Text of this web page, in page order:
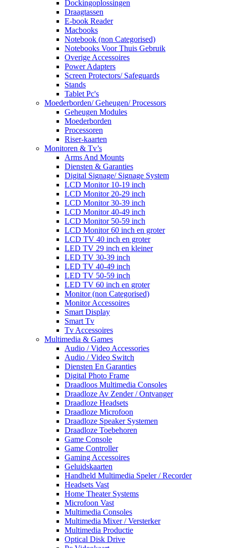
Dockingoplossingen
Draagtassen
E-book Reader
Macbooks
Notebook (non Categorised)
Notebooks Voor Thuis Gebruik
Overige Accessoires
Power Adapters
Screen Protectors/ Safeguards
Stands
Tablet Pc's
Moederborden/ Geheugen/ Processors
Geheugen Modules
Moederborden
Processoren
Riser-kaarten
Monitoren & Tv’s
Arms And Mounts
Diensten & Garanties
Digital Signage/ Signage System
LCD Monitor 10-19 inch
LCD Monitor 20-29 inch
LCD Monitor 30-39 inch
LCD Monitor 40-49 inch
LCD Monitor 50-59 inch
LCD Monitor 60 inch en groter
LCD TV 40 inch en groter
LED TV 29 inch en kleiner
LED TV 30-39 inch
LED TV 40-49 inch
LED TV 50-59 inch
LED TV 60 inch en groter
Monitor (non Categorised)
Monitor Accessoires
Smart Display
Smart Tv
Tv Accessoires
Multimedia & Games
Audio / Video Accessories
Audio / Video Switch
Diensten En Garanties
Digital Photo Frame
Draadloos Multimedia Consoles
Draadloze Av Zender / Ontvanger
Draadloze Headsets
Draadloze Microfoon
Draadloze Speaker Systemen
Draadloze Toebehoren
Game Console
Game Controller
Gaming Accessoires
Geluidskaarten
Handheld Multimedia Speler / Recorder
Headsets Vast
Home Theater Systems
Microfoon Vast
Multimedia Consoles
Multimedia Mixer / Versterker
Multimedia Productie
Optical Disk Drive